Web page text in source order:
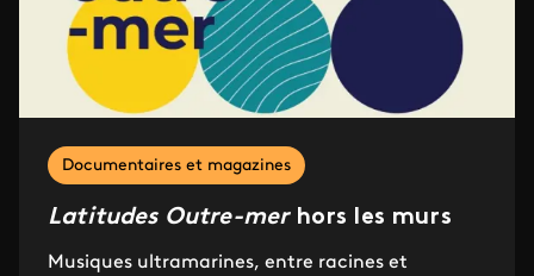
Documentaires et magazines
Latitudes Outre-merhors les murs
Musiques ultramarines, entre racines et